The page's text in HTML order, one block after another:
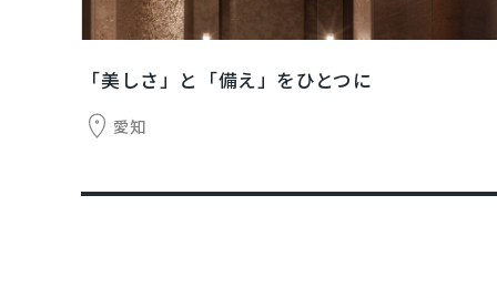
「美しさ」と「備え」をひとつに
愛知